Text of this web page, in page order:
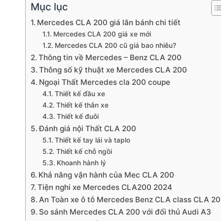
Mục lục
Mercedes CLA 200 giá lăn bánh chi tiết
Mercedes CLA 200 giá xe mới
Mercedes CLA 200 cũ giá bao nhiêu?
Thông tin về Mercedes – Benz CLA 200
Thông số kỹ thuật xe Mercedes CLA 200
Ngoại Thất Mercedes cla 200 coupe
Thiết kế đầu xe
Thiết kế thân xe
Thiết kế đuôi
Đánh giá nội Thất CLA 200
Thiết kế tay lái và taplo
Thiết kế chỗ ngồi
Khoanh hành lý
Khả năng vận hành của Mec CLA 200
Tiện nghi xe Mercedes CLA200 2024
An Toàn xe ô tô Mercedes Benz CLA class CLA
So sánh Mercedes CLA 200 với đối thủ Audi A3